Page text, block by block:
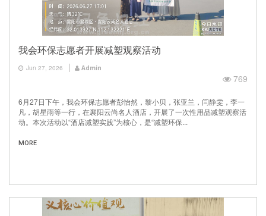
我会环保志愿者开展减塑观察活动
Jun 27, 2026 Admin
769
6月27日下午，我会环保志愿者彭怡然，黎小贝，张亚兰，闫静雯，李一
凡，胡星雨等一行，在襄阳云尚名人酒店，开展了一次性用品减塑观察活
动。本次活动以“酒店减塑实践”为核心，是“减塑环保...
MORE